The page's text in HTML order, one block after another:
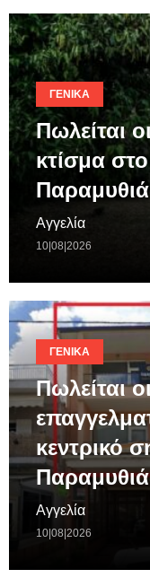
ΓΕΝΙΚΆ
Πωλείται
κτίσμα
Αγγελία
10|08|2026
ΓΕΝΙΚΆ
Πωλείται
κεντρικό
Αγγελία
10|08|2026